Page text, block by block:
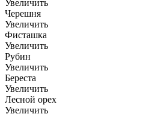
Увеличить
Черешня
Увеличить
Фисташка
Увеличить
Рубин
Увеличить
Береста
Увеличить
Лесной орех
Увеличить